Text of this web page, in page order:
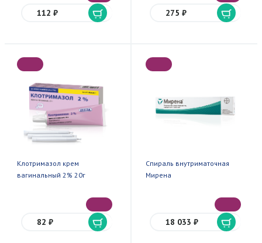
112 ₽ 275 ₽
Клотримазол крем
вагинальный 2% 20г
82 ₽
Спираль внутриматочная
Мирена
18 033 ₽